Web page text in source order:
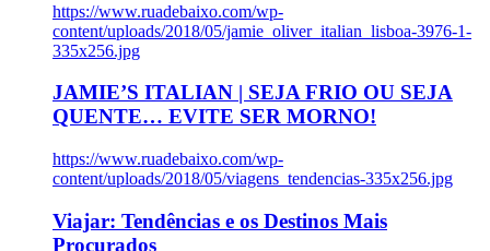
https://www.ruadebaixo.com/wp-
content/uploads/2018/05/jamie_oliver_italian_lisboa-3976-1-
335x256.jpg
JAMIE’S ITALIAN | SEJA FRIO OU SEJA
QUENTE… EVITE SER MORNO!
https://www.ruadebaixo.com/wp-
content/uploads/2018/05/viagens_tendencias-335x256.jpg
Viajar: Tendências e os Destinos Mais
Procurados